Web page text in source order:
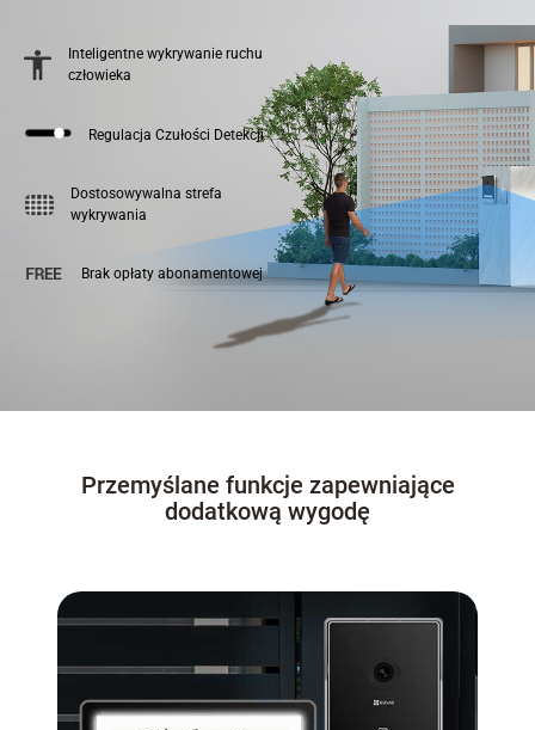
Inteligentne wykrywanie ruchu
człowieka
Regulacja Czułości Detekcji
Dostosowywalna strefa
wykrywania
Brak opłaty abonamentowej
Przemyślane funkcje zapewniające
dodatkową wygodę